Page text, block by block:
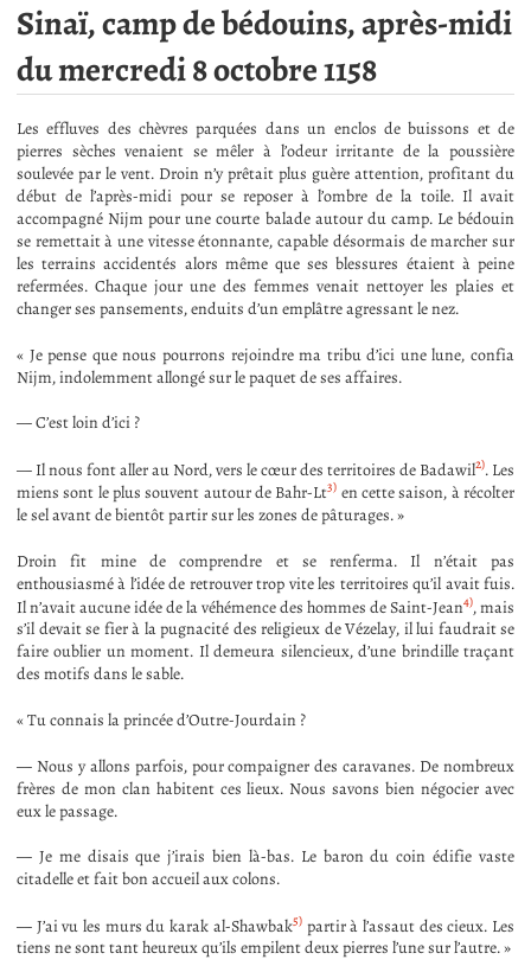
Sinaï, camp de bédouins, après-midi
du mercredi 8 octobre 1158
Les effluves des chèvres parquées dans un enclos de buissons et de
pierres sèches venaient se mêler à l’odeur irritante de la poussière
soulevée par le vent. Droin n’y prêtait plus guère attention, profitant du
début de l’après-midi pour se reposer à l’ombre de la toile. Il avait
accompagné Nijm pour une courte balade autour du camp. Le bédouin
se remettait à une vitesse étonnante, capable désormais de marcher sur
les terrains accidentés alors même que ses blessures étaient à peine
refermées. Chaque jour une des femmes venait nettoyer les plaies et
changer ses pansements, enduits d’un emplâtre agressant le nez.
« Je pense que nous pourrons rejoindre ma tribu d’ici une lune, confia
Nijm, indolemment allongé sur le paquet de ses affaires.
— C’est loin d’ici ?
— Il nous font aller au Nord, vers le cœur des territoires de Badawil2). Les
miens sont le plus souvent autour de Bahr-Lt3) en cette saison, à récolter
le sel avant de bientôt partir sur les zones de pâturages. »
Droin fit mine de comprendre et se renferma. Il n’était pas
enthousiasmé à l’idée de retrouver trop vite les territoires qu’il avait fuis.
Il n’avait aucune idée de la véhémence des hommes de Saint-Jean4), mais
s’il devait se fier à la pugnacité des religieux de Vézelay, il lui faudrait se
faire oublier un moment. Il demeura silencieux, d’une brindille traçant
des motifs dans le sable.
« Tu connais la princée d’Outre-Jourdain ?
— Nous y allons parfois, pour compaigner des caravanes. De nombreux
frères de mon clan habitent ces lieux. Nous savons bien négocier avec
eux le passage.
— Je me disais que j’irais bien là-bas. Le baron du coin édifie vaste
citadelle et fait bon accueil aux colons.
— J’ai vu les murs du karak al-Shawbak5)partir à l’assaut des cieux. Les
tiens ne sont tant heureux qu’ils empilent deux pierres l’une sur l’autre. »